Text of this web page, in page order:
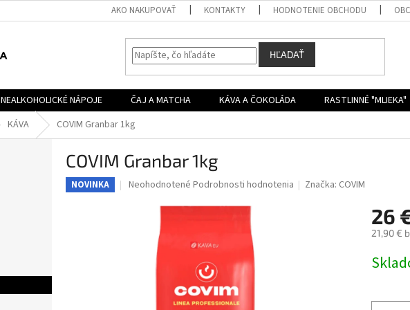
AKO NAKUPOVAŤ KONTAKTY HODNOTENIE OBCHODU
HĽADAŤ
NEALKOHOLICKÉ NÁPOJE ČAJ A MATCHA KÁVA A ČOKOLÁDA RASTLINNÉ "MLIEKA"
KÁVA COVIM Granbar 1kg
COVIM Granbar 1kg
NOVINKA
Priemerné
produktu
Neohodnotené Podrobnosti hodnotenia Značka: COVIM
26
21,90 €
cena: